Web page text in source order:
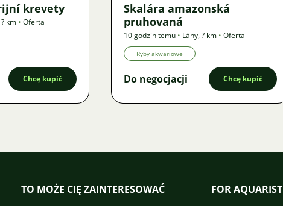
krevety
? km • Oferta
Chcę kupić
Skalára amazonská
pruhovaná
10 godzin temu • Lány,? km • Oferta
Ryby akwariowe
Do negocjacji Chcę kupić
TO MOŻE CIĘ ZAINTERESOWAĆ FOR AQUARIST